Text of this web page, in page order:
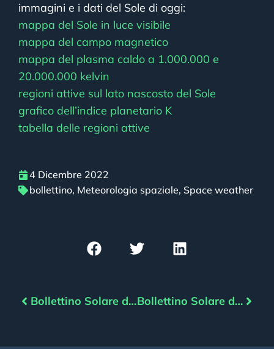
immagini e i dati del Sole di oggi:
mappa del Sole in luce visibile
mappa del campo magnetico
mappa del plasma caldo a 1.000.000 e
20.000.000 kelvin
regioni attive sul lato nascosto del Sole
grafico dell’indice planetario K
tabella delle regioni attive
4 Dicembre 2022
bollettino, Meteorologia spaziale, Space weather
Bollettino Solare del 03/12/2022 Bollettino Solare del 05/12/2022